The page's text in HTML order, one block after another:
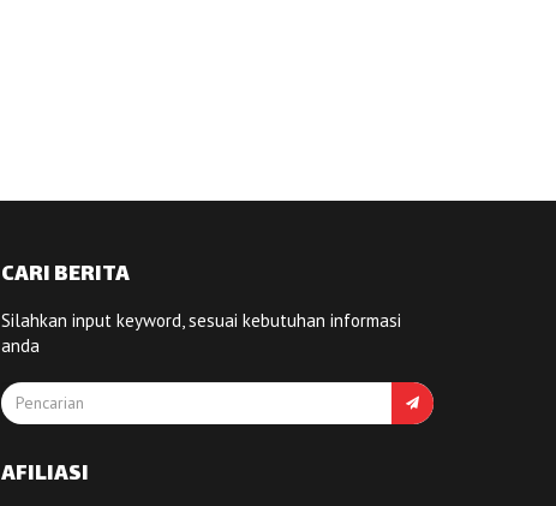
CARI BERITA
Silahkan input keyword, sesuai kebutuhan informasi
anda
AFILIASI